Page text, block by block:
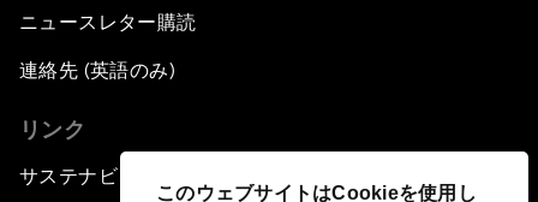
このウェブサイトはCookieを使用し
ニュースレター購読
連絡先 (英語のみ)
リンク
サステナビリティへの取り組み